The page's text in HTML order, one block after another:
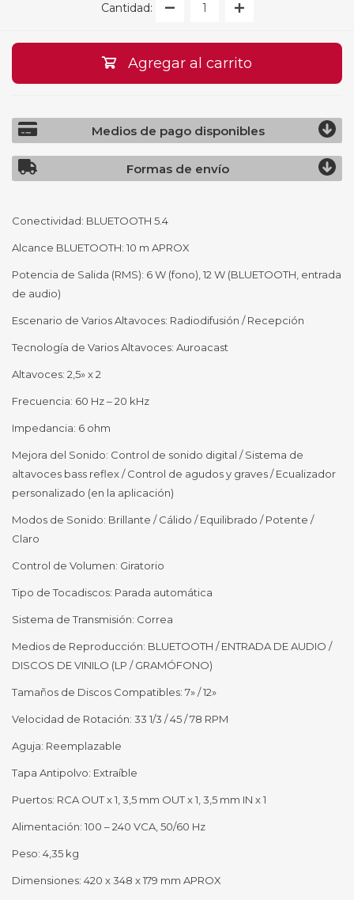
Cantidad:
Agregar al carrito
Medios de pago disponibles
Formas de envío
Conectividad: BLUETOOTH 5.4
Alcance BLUETOOTH: 10 m APROX
Potencia de Salida (RMS): 6 W (fono), 12 W (BLUETOOTH, entrada
de audio)
Escenario de Varios Altavoces: Radiodifusión / Recepción
Tecnología de Varios Altavoces: Auroacast
Altavoces: 2,5» x 2
Frecuencia: 60 Hz – 20 kHz
Impedancia: 6 ohm
Mejora del Sonido: Control de sonido digital / Sistema de
altavoces bass reflex / Control de agudos y graves / Ecualizador
personalizado (en la aplicación)
Modos de Sonido: Brillante / Cálido / Equilibrado / Potente /
Claro
Control de Volumen: Giratorio
Tipo de Tocadiscos: Parada automática
Sistema de Transmisión: Correa
Medios de Reproducción: BLUETOOTH / ENTRADA DE AUDIO /
DISCOS DE VINILO (LP / GRAMÓFONO)
Tamaños de Discos Compatibles: 7» / 12»
Velocidad de Rotación: 33 1/3 / 45 / 78 RPM
Aguja: Reemplazable
Tapa Antipolvo: Extraíble
Puertos: RCA OUT x 1, 3,5 mm OUT x 1, 3,5 mm IN x 1
Alimentación: 100 – 240 VCA, 50/60 Hz
Peso: 4,35 kg
Dimensiones: 420 x 348 x 179 mm APROX